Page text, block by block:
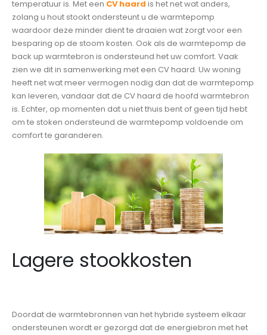
temperatuur is. Met een CV haard is het net wat anders,
zolang u hout stookt ondersteunt u de warmtepomp
waardoor deze minder dient te draaien wat zorgt voor een
besparing op de stoom kosten. Ook als de warmtepomp de
back up warmtebron is ondersteund het uw comfort. Vaak
zien we dit in samenwerking met een CV haard. Uw woning
heeft net wat meer vermogen nodig dan dat de warmtepomp
kan leveren, vandaar dat de CV haard de hoofd warmtebron
is. Echter, op momenten dat u niet thuis bent of geen tijd hebt
om te stoken ondersteund de warmtepomp voldoende om
comfort te garanderen.
Lagere stookkosten
Doordat de warmtebronnen van het hybride systeem elkaar
ondersteunen wordt er gezorgd dat de energiebron met het